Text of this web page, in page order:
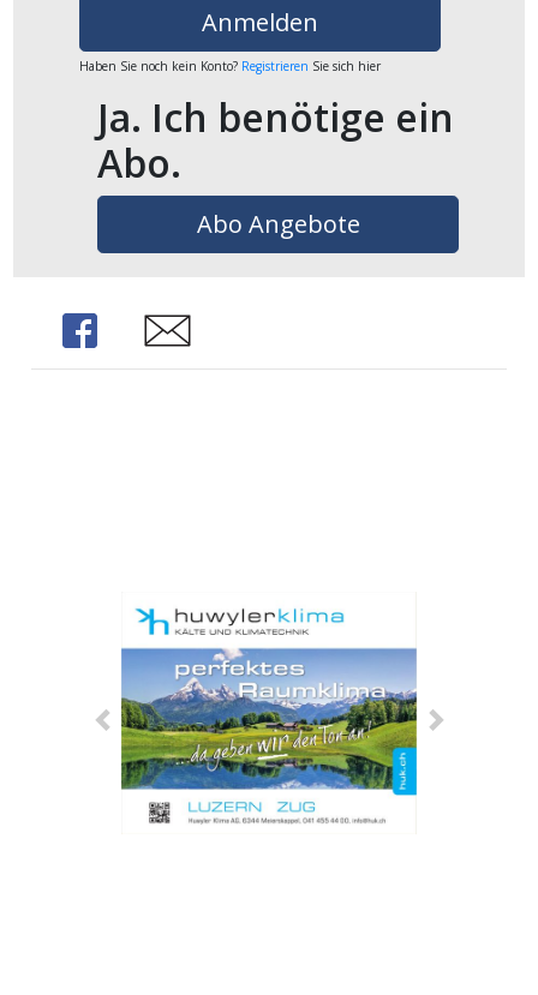
Anmelden
Haben Sie noch kein Konto? Registrieren Sie sich hier
Ja. Ich benötige ein
Abo.
Abo Angebote
Share Share